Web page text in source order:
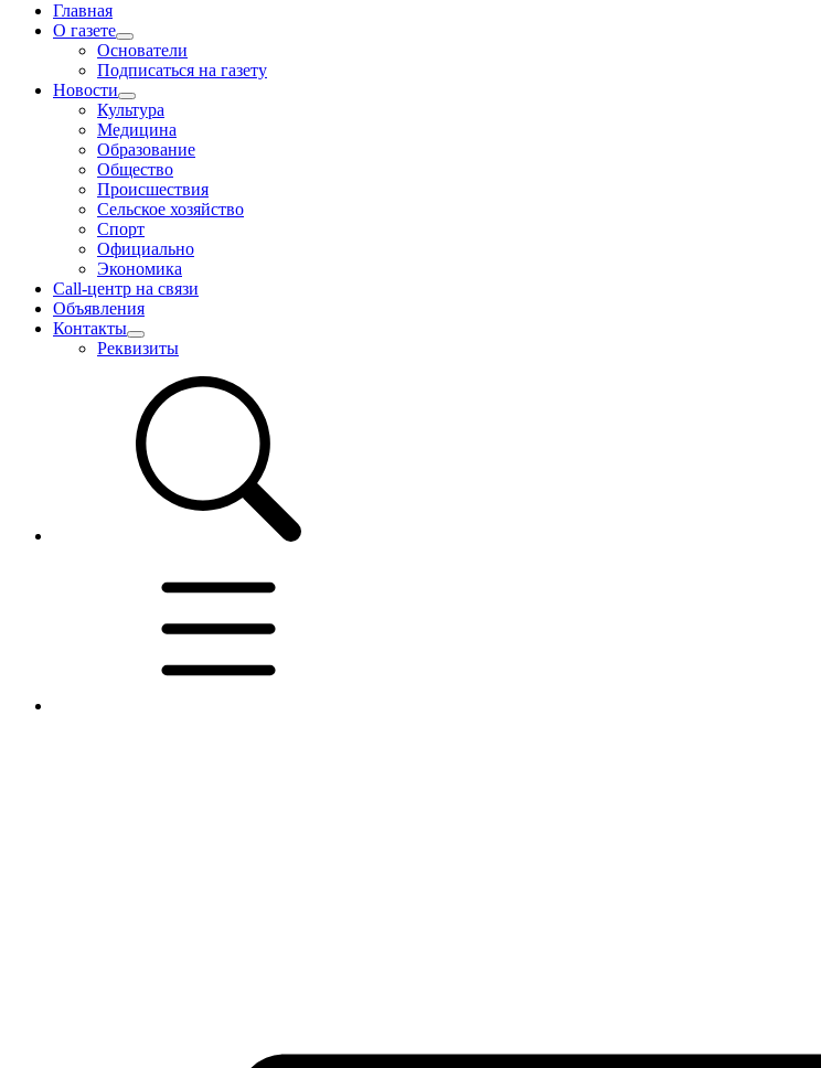
Главная
О газете
Основатели
Подписаться на газету
Новости
Культура
Медицина
Образование
Общество
Происшествия
Сельское хозяйство
Спорт
Официально
Экономика
Call-центр на связи
Объявления
Контакты
Реквизиты